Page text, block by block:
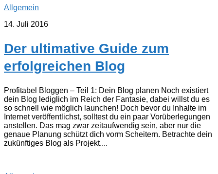
Allgemein
14. Juli 2016
Der ultimative Guide zum
erfolgreichen Blog
Profitabel Bloggen – Teil 1: Dein Blog planen Noch existiert
dein Blog lediglich im Reich der Fantasie, dabei willst du es
so schnell wie möglich launchen! Doch bevor du Inhalte im
Internet veröffentlichst, solltest du ein paar Vorüberlegungen
anstellen. Das mag zwar zeitaufwendig sein, aber nur die
genaue Planung schützt dich vorm Scheitern. Betrachte dein
zukünftiges Blog als Projekt....